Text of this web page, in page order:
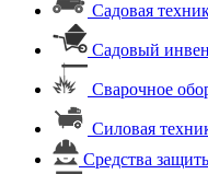
Садовая
Садовый
Сварочное
Силовая
Средства